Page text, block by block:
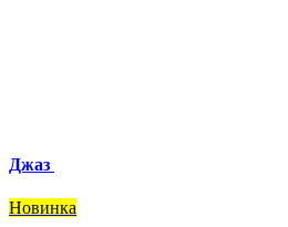
Джаз
Новинка